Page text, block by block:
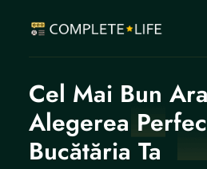
Cel Mai Bun
Alegerea
Bucătăria Ta